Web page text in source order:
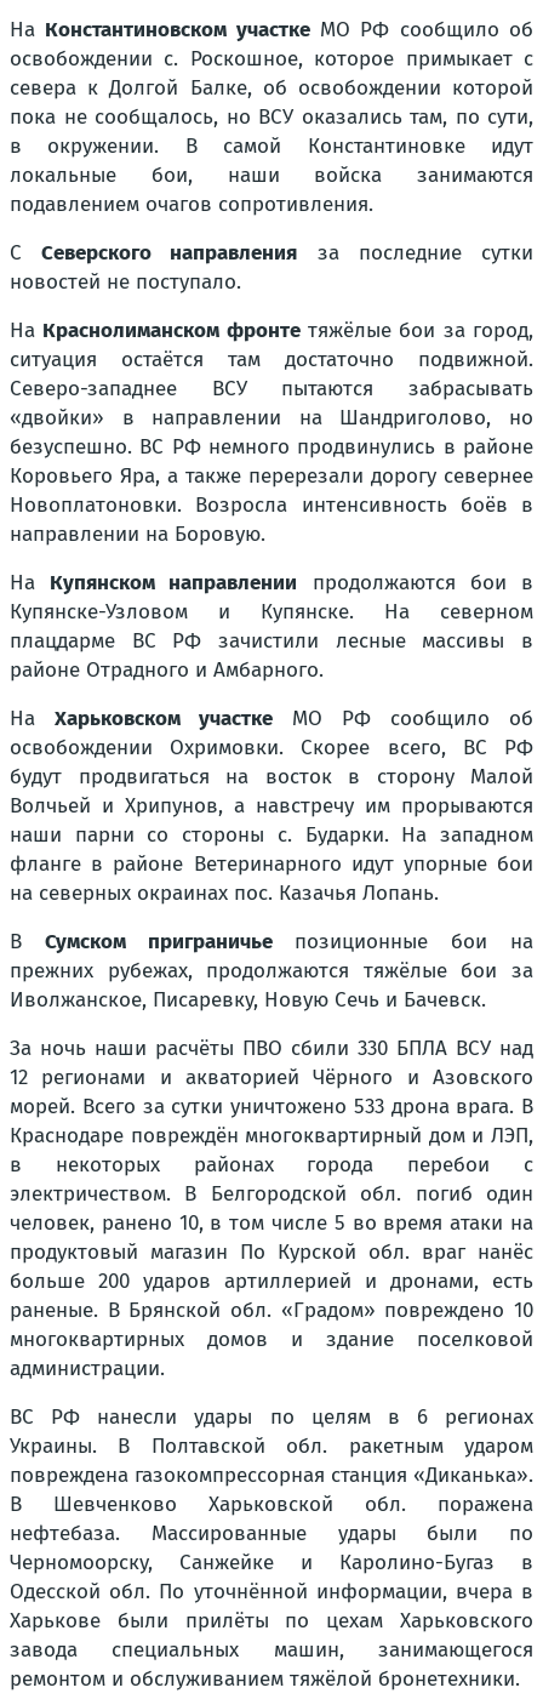
На Константиновском участкеМО РФ сообщило об
освобождении с. Роскошное, которое примыкает с
севера к Долгой Балке, об освобождении которой
пока не сообщалось, но ВСУ оказались там, по сути,
в окружении. В самой Константиновке идут
локальные бои, наши войска занимаются
подавлением очагов сопротивления.
ССеверского направления за последние сутки
новостей не поступало.
На Краснолиманском фронтетяжёлые бои за город,
ситуация остаётся там достаточно подвижной.
Северо-западнее ВСУ пытаются забрасывать
«двойки» в направлении на Шандриголово, но
безуспешно. ВС РФ немного продвинулись в районе
Коровьего Яра, а также перерезали дорогу севернее
Новоплатоновки. Возросла интенсивность боёв в
направлении на Боровую.
На Купянском направлении продолжаются бои в
Купянске-Узловом и Купянске. На северном
плацдарме ВС РФ зачистили лесные массивы в
районе Отрадного и Амбарного.
На Харьковском участке МО РФ сообщило об
освобождении Охримовки. Скорее всего, ВС РФ
будут продвигаться на восток в сторону Малой
Волчьей и Хрипунов, а навстречу им прорываются
наши парни со стороны с. Бударки. На западном
фланге в районе Ветеринарного идут упорные бои
на северных окраинах пос. Казачья Лопань.
В Сумском приграничьепозиционные бои на
прежних рубежах, продолжаются тяжёлые бои за
Иволжанское, Писаревку, Новую Сечь и Бачевск.
За ночь наши расчёты ПВО сбили 330 БПЛА ВСУ над
12 регионами и акваторией Чёрного и Азовского
морей. Всего за сутки уничтожено 533 дрона врага. В
Краснодаре повреждён многоквартирный дом и ЛЭП,
в некоторых районах города перебои с
электричеством. В Белгородской обл. погиб один
человек, ранено 10, в том числе 5 во время атаки на
продуктовый магазин По Курской обл. враг нанёс
больше 200 ударов артиллерией и дронами, есть
раненые. В Брянской обл. «Градом» повреждено 10
многоквартирных домов и здание поселковой
администрации.
ВС РФ нанесли удары по целям в 6 регионах
Украины. В Полтавской обл. ракетным ударом
повреждена газокомпрессорная станция «Диканька».
В Шевченково Харьковской обл. поражена
нефтебаза. Массированные удары были по
Черномоорску, Санжейке и Каролино-Бугаз в
Одесской обл. По уточнённой информации, вчера в
Харькове были прилёты по цехам Харьковского
завода специальных машин, занимающегося
ремонтом и обслуживанием тяжёлой бронетехники.